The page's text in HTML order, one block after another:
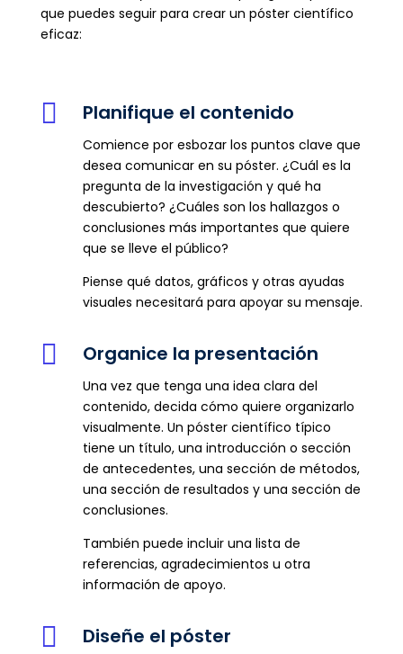
que puedes seguir para crear un póster científico
eficaz:
 Planifique el contenido
Comience por esbozar los puntos clave que
desea comunicar en su póster. ¿Cuál es la
pregunta de la investigación y qué ha
descubierto? ¿Cuáles son los hallazgos o
conclusiones más importantes que quiere
que se lleve el público?
Piense qué datos, gráficos y otras ayudas
visuales necesitará para apoyar su mensaje.
 Organice la presentación
Una vez que tenga una idea clara del
contenido, decida cómo quiere organizarlo
visualmente. Un póster científico típico
tiene un título, una introducción o sección
de antecedentes, una sección de métodos,
una sección de resultados y una sección de
conclusiones.
También puede incluir una lista de
referencias, agradecimientos u otra
información de apoyo.
 Diseñe el póster